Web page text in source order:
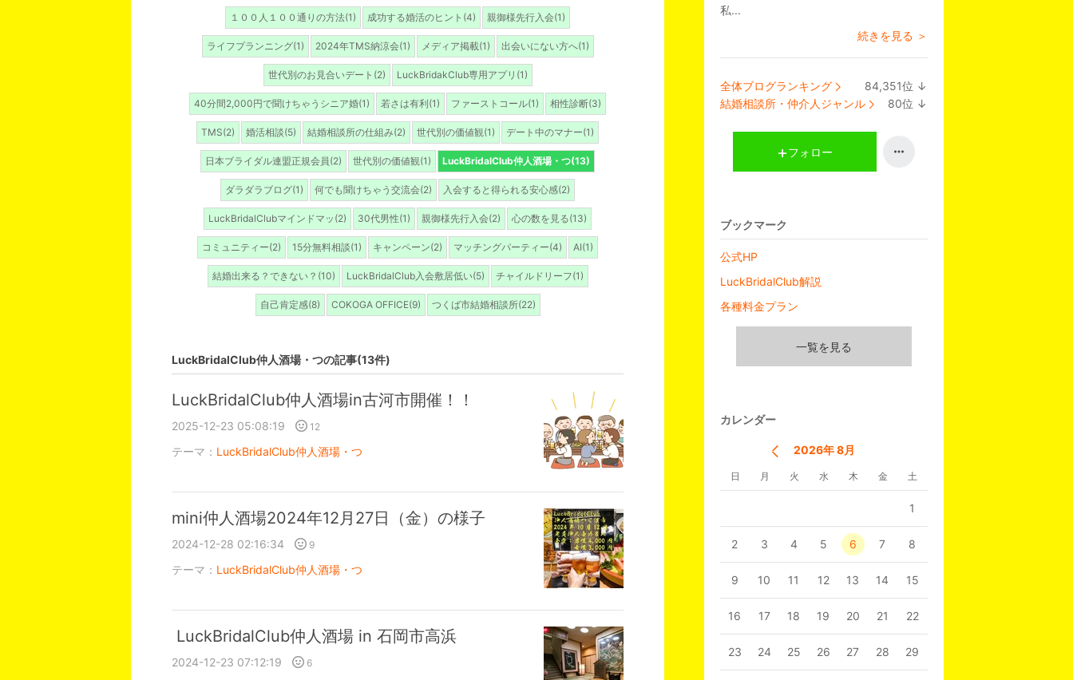
１００人１００通りの方法(1) 成功する婚活のヒント(4) 親御様先行入会(1)
ライフプランニング(1) 2024年TMS納涼会(1) メディア掲載(1) 出会いにない方へ(1)
世代別のお見合いデート(2) LuckBridakClub専用アプリ(1)
40分間2,000円で聞けちゃうシニア婚(1) 若さは有利(1) ファーストコール(1) 相性診断(3)
TMS(2) 婚活相談(5) 結婚相談所の仕組み(2) 世代別の価値観(1) デート中のマナー(1)
日本ブライダル連盟正規会員(2) 世代別の価値観(1) LuckBridalClub仲人酒場・つ(13)
ダラダラブログ(1) 何でも聞けちゃう交流会(2) 入会すると得られる安心感(2)
LuckBridalClubマインドマッ(2) 30代男性(1) 親御様先行入会(2) 心の数を見る(13)
コミュニティー(2) 15分無料相談(1) キャンペーン(2) マッチングパーティー(4) AI(1)
結婚出来る？できない？(10) LuckBridalClub入会敷居低い(5) チャイルドリーフ(1)
自己肯定感(8) COKOGA OFFICE(9) つくば市結婚相談所(22)
LuckBridalClub仲人酒場・つの記事(13件)
LuckBridalClub仲人酒場in古河市開催！！
2025-12-23 05:08:19 12
テーマ： LuckBridalClub仲人酒場・つ
mini仲人酒場2024年12月27日（金）の様子
2024-12-28 02:16:34 9
テーマ： LuckBridalClub仲人酒場・つ
LuckBridalClub仲人酒場 in 石岡市高浜
2024-12-23 07:12:19 6
私...
続きを見る ＞
全体ブログランキング 84,351位 ↓
結婚相談所・仲介人ジャンル 80位 ↓
フォロー
ブックマーク
公式HP
LuckBridalClub解説
各種料金プラン
一覧を見る
カレンダー
2026年 8月
日 月 火 水 木 金 土
1
2 3 4 5 6 7 8
9 10 11 12 13 14 15
16 17 18 19 20 21 22
23 24 25 26 27 28 29